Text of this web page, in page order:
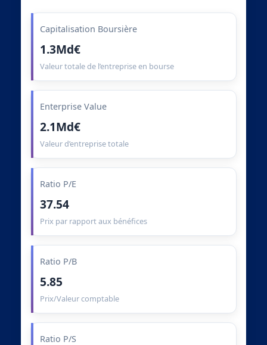
Capitalisation Boursière
1.3Md€
Valeur totale de l’entreprise en bourse
Enterprise Value
2.1Md€
Valeur d’entreprise totale
Ratio P/E
37.54
Prix par rapport aux bénéfices
Ratio P/B
5.85
Prix/Valeur comptable
Ratio P/S